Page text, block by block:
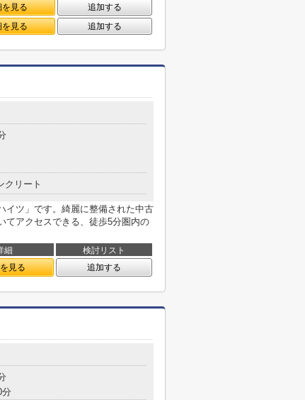
を見る
追加する
を見る 追加する
クリート
イツ」です。綺麗に整備された中古
てアクセスできる、徒歩5分圏内の
細 検討リスト
見る 追加する
分